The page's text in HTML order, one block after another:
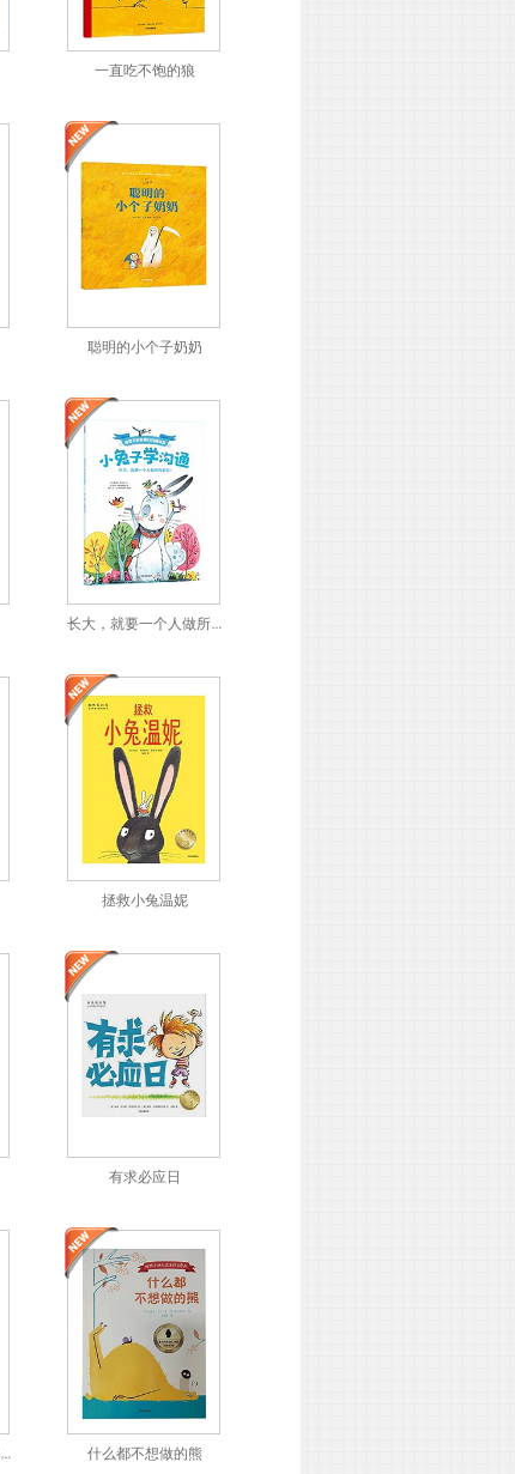
一直吃不饱的狼
聪明的小个子奶奶
长大，就要一个人做所有事吗？
拯救小兔温妮
有求必应日
我真的看见了一头猛犸象！ 什么都不想做的熊